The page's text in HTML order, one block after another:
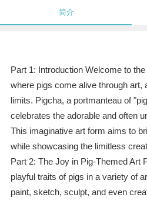
简介
Part 1: Introduction Welcome to
where pigs come alive through art,
limits. Pigcha, a portmanteau of
celebrates the adorable and often
This imaginative art form aims to
while showcasing the limitless
Part 2: The Joy in Pig-Themed Art
playful traits of pigs in a variety of
paint, sketch, sculpt, and even